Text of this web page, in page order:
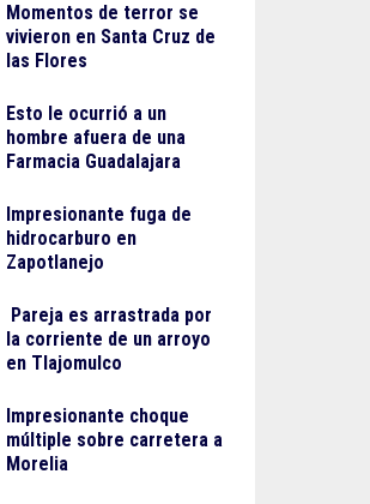
Momentos de terror se
vivieron en Santa Cruz de
las Flores
Esto le ocurrió a un
hombre afuera de una
Farmacia Guadalajara
Impresionante fuga de
hidrocarburo en
Zapotlanejo
Pareja es arrastrada por
la corriente de un arroyo
en Tlajomulco
Impresionante choque
múltiple sobre carretera a
Morelia